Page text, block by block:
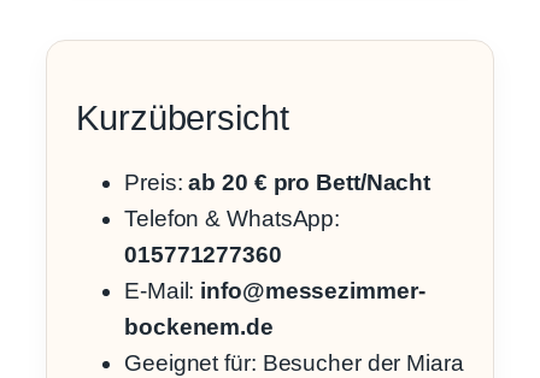
Kurzübersicht
Preis:ab 20 € pro Bett/Nacht
Telefon & WhatsApp:
015771277360
E-Mail: info@messezimmer-
bockenem.de
Geeignet für: Besucher der Miara